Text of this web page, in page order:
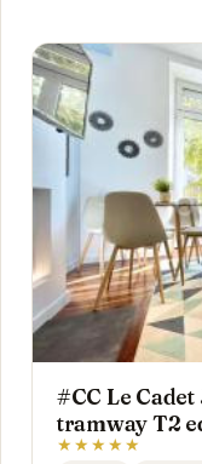
#CC Le Cadet
tramway T2
★★★★★